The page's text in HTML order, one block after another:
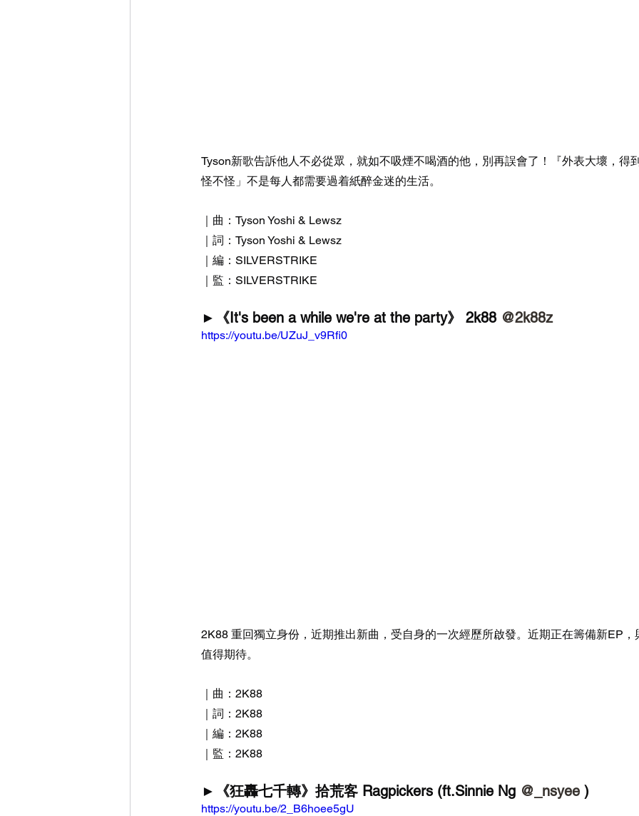
Tyson新歌告訴他人不必從眾，就如不吸煙不喝酒的他，別再誤會了！『外表大壞，得
怪不怪」不是每人都需要過着紙醉金迷的生活。
｜曲：Tyson Yoshi & Lewsz
｜詞：Tyson Yoshi & Lewsz
｜編：SILVERSTRIKE
｜監：SILVERSTRIKE
►《It's been a while we're at the party》 2k88 @2k88z
https://youtu.be/UZuJ_v9Rfi0
2K88 重回獨立身份，近期推出新曲，受自身的一次經歷所啟發。近期正在籌備新EP，
值得期待。
｜曲：2K88
｜詞：2K88
｜編：2K88
｜監：2K88
►《狂轟七千轉》拾荒客 Ragpickers (ft.Sinnie Ng @_nsyee )
https://youtu.be/2_B6hoee5gU